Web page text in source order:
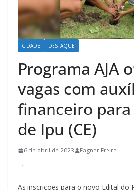
CIDADE DESTAQUE
Programa AJA
vagas com
financeiro para
de Ipu (CE)
6 de abril de 2023 Fagner Freire
As inscrições para o novo Edital do